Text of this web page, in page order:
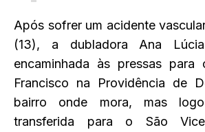
Após sofrer um acidente
(13), a dubladora Ana
encaminhada às pressas para
Francisco na Providência de
bairro onde mora, mas
transferida para o São